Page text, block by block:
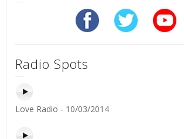
Radio Spots
Love Radio - 10/03/2014